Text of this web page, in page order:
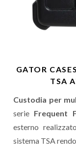
GATOR
TSA
Custodia per
serie Frequent
esterno
sistema TSA